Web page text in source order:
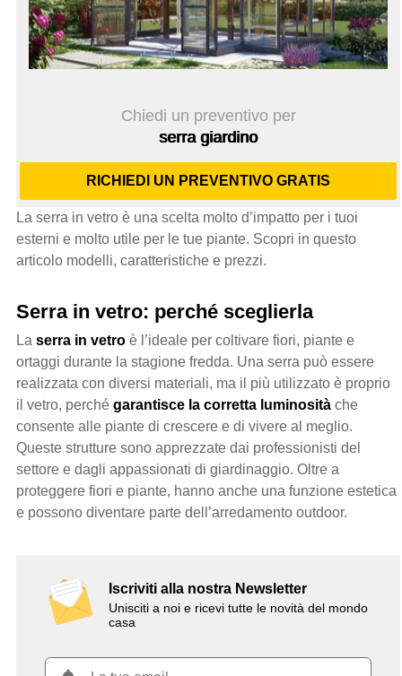
Chiedi un preventivo per
serra giardino
RICHIEDI UN PREVENTIVO GRATIS
La serra in vetro è una scelta molto d’impatto per i tuoi
esterni e molto utile per le tue piante. Scopri in questo
articolo modelli, caratteristiche e prezzi.
Serra in vetro: perché sceglierla
La serra in vetro è l’ideale per coltivare fiori, piante e
ortaggi durante la stagione fredda. Una serra può essere
realizzata con diversi materiali, ma il più utilizzato è proprio
il vetro, perché garantisce la corretta luminosità che
consente alle piante di crescere e di vivere al meglio.
Queste strutture sono apprezzate dai professionisti del
settore e dagli appassionati di giardinaggio. Oltre a
proteggere fiori e piante, hanno anche una funzione estetica
e possono diventare parte dell’arredamento outdoor.
Iscriviti alla nostra Newsletter
Unisciti a noi e ricevi tutte le novità del mondo
casa